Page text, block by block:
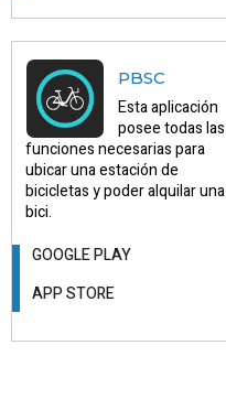
PBSC
Esta aplicación
posee todas las
funciones necesarias para
ubicar una estación de
bicicletas y poder alquilar una
bici.
GOOGLE PLAY
APP STORE